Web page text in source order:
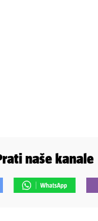
naše kanale